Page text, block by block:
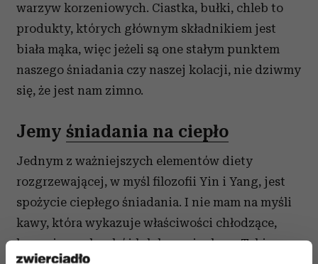
warzyw korzeniowych. Ciastka, bułki, chleb to
produkty, których głównym składnikiem jest
biała mąka, więc jeżeli są one stałym punktem
naszego śniadania czy naszej kolacji, nie dziwmy
się, że jest nam zimno.
Jemy śniadania na ciepło
Jednym z ważniejszych elementów diety
rozgrzewającej, w myśl filozofii Yin i Yang, jest
spożycie ciepłego śniadania. I nie mam na myśli
kawy, która wykazuje właściwości chłodzące,
lecz mieszankę zbóż lub kaszę jaglaną. Takie